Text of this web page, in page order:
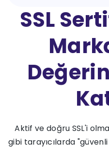
SSL
Aktif ve doğru SSL'i
gibi tarayıcılarda